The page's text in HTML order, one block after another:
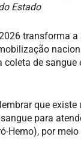
Estado
transforma
de
que
para
Hemo), por